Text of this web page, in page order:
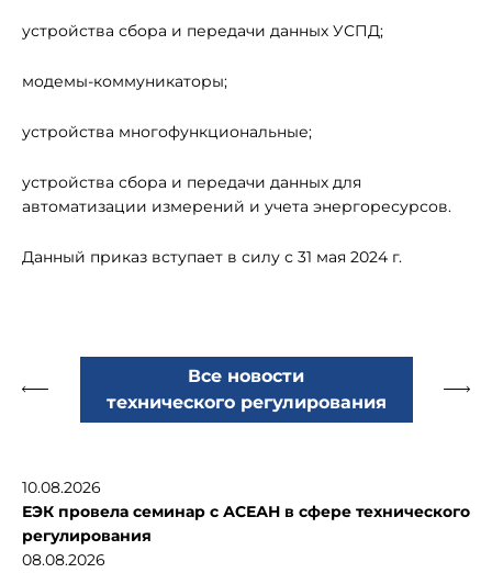
устройства сбора и передачи данных УСПД;
модемы-коммуникаторы;
устройства многофункциональные;
устройства сбора и передачи данных для
автоматизации измерений и учета энергоресурсов.
Данный приказ вступает в силу с 31 мая 2024 г.
Все новости
технического регулирования
10.08.2026
ЕЭК провела семинар с АСЕАН в сфере технического
регулирования
08.08.2026